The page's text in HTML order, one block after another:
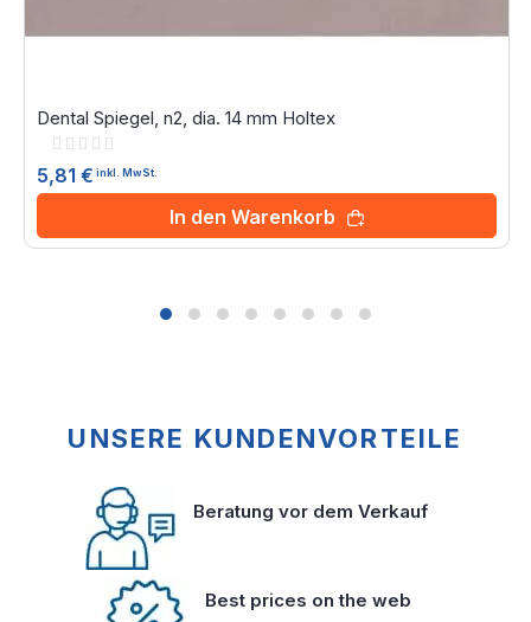
Dental Spiegel, n2, dia. 14 mm Holtex
Rating:
5,81 € inkl. MwSt.
In den Warenkorb
UNSERE KUNDENVORTEILE
Beratung vor dem Verkauf
Best prices on the web